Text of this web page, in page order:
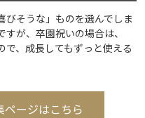
びそうな」ものを選んでしま
が、卒園祝いの場合は、
で、成長してもずっと使える
ージはこちら